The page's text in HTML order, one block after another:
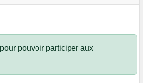
pour pouvoir participer aux